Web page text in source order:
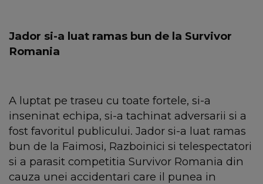
Jador si-a luat ramas bun de la Survivor
Romania
A luptat pe traseu cu toate fortele, si-a
inseninat echipa, si-a tachinat adversarii si a
fost favoritul publicului. Jador si-a luat ramas
bun de la Faimosi, Razboinici si telespectatori
si a parasit competitia Survivor Romania din
cauza unei accidentari care il punea in